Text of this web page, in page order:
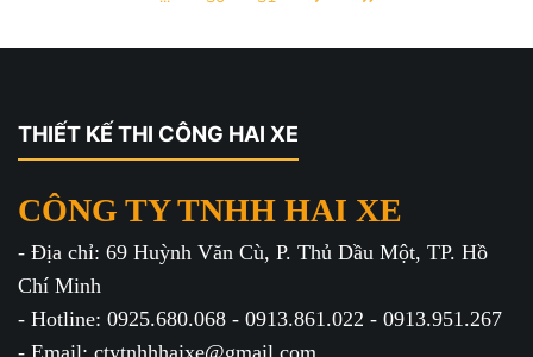
THIẾT KẾ THI CÔNG HAI XE
CÔNG TY TNHH HAI XE
- Địa chỉ: 69 Huỳnh Văn Cù, P. Thủ Dầu Một, TP. Hồ
Chí Minh
- Hotline: 0925.680.068 - 0913.861.022 - 0913.951.267
- Email: ctytnhhhaixe@gmail.com